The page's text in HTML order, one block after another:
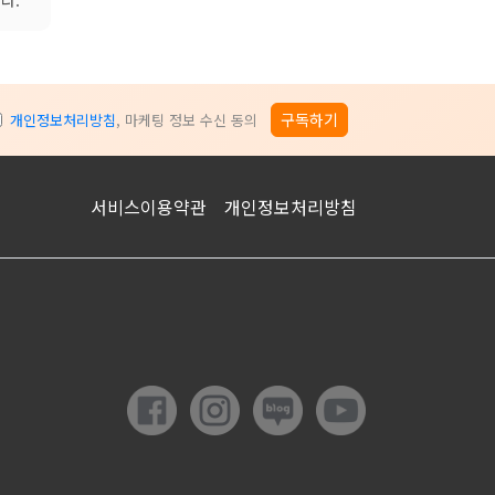
개인정보처리방침, 마케팅 정보 수신 동의 구독하기
서비스이용약관 개인정보처리방침